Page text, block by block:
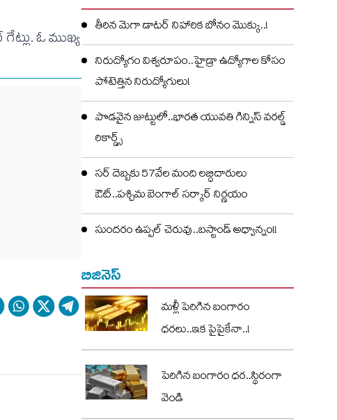
ఓ ముఖ్య
తీరిన మెగా డాటర్ నిహారిక బోనం మొక్కు..!
నిరుద్యోగం విశ్వరూపం..హైడ్రా ఉద్యోగాల కోసం
పోటెత్తిన నిరుద్యోగులు!
పొడవైన జుట్టులో..భారత యువతి గిన్నిస్ వరల్డ్
రికార్డ్స్
సర్ దెబ్బకు 57వేల మంది లబ్ధిదారులు
ఔట్..పశ్చిమ బెంగాల్ సర్కార్ నిర్ణయం
సుందరం ఉప్పల్ చెరువు..బస్టాండ్ అధ్వాన్నం!!
బిజినెస్
మళ్లీ పెరిగిన బంగారం
ధరలు..ఇక పైపైకేనా..!
పెరిగిన బంగారం ధర..స్థిరంగా
వెండి